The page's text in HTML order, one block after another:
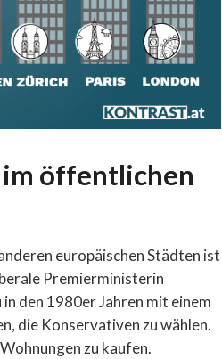
öffentlichen
europäischen Städten ist
Premierministerin
den 1980er Jahren mit einem
die Konservativen zu wählen.
zu kaufen.